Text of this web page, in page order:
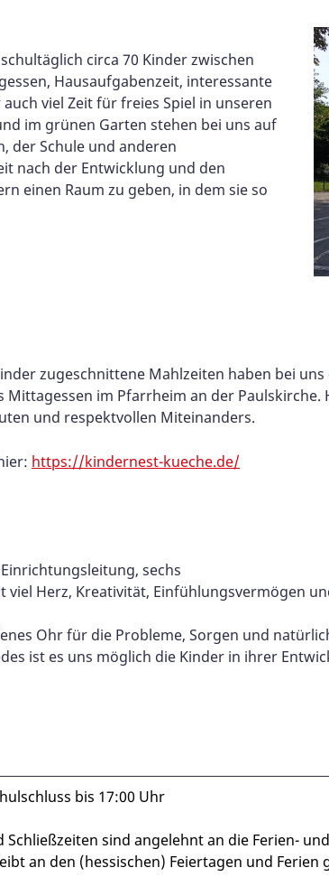
circa 70 Kinder zwischen
Hausaufgabenzeit, interessante
viel Zeit für freies Spiel in unseren
im grünen Garten stehen bei uns auf
der Schule und anderen
nach der Entwicklung und den
einen Raum zu geben, in dem sie so
zugeschnittene Mahlzeiten haben bei
im Pfarrheim an der
und respektvollen Miteinanders.
https://kindernest-kueche.de/
sechs
Herz, Kreativität, Einfühlungsvermögen
Ohr für die Probleme, Sorgen und
ist es uns möglich die Kinder in ihrer
bis 17:00 Uhr
sind angelehnt an die Ferien-
an den (hessischen) Feiertagen und Ferien